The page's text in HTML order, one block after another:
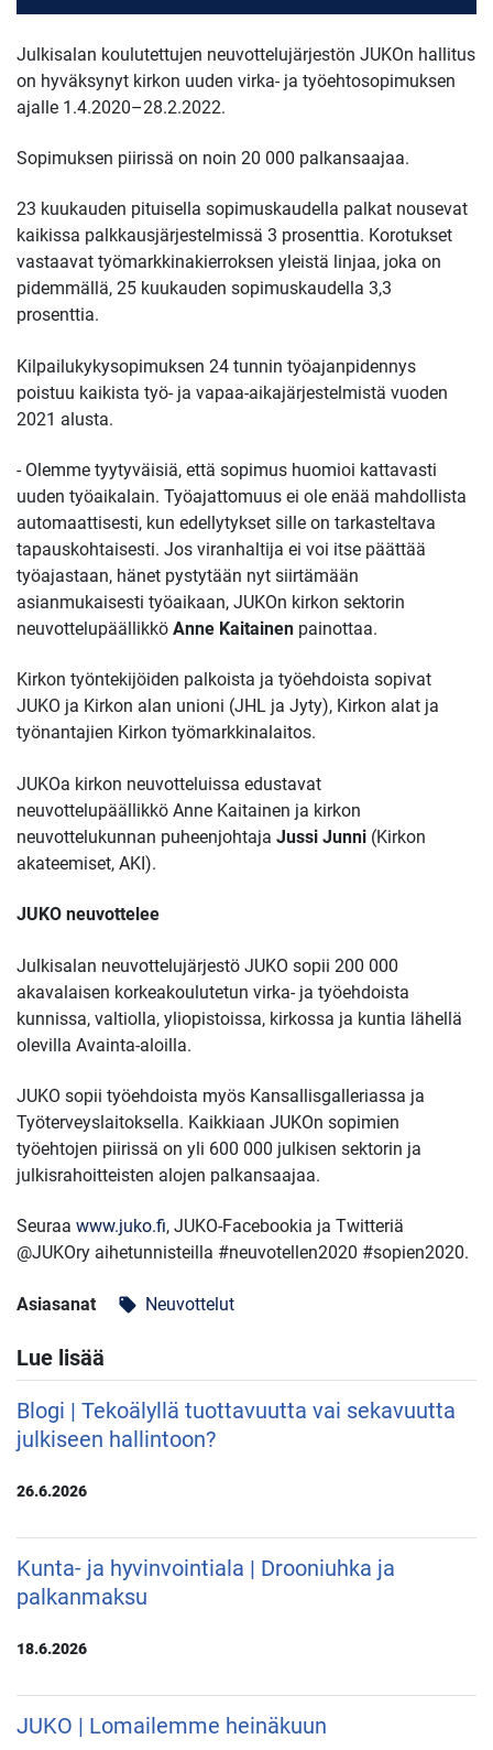
Julkisalan koulutettujen neuvottelujärjestön JUKOn hallitus
on hyväksynyt kirkon uuden virka- ja työehtosopimuksen
ajalle 1.4.2020–28.2.2022.
Sopimuksen piirissä on noin 20 000 palkansaajaa.
23 kuukauden pituisella sopimuskaudella palkat nousevat
kaikissa palkkausjärjestelmissä 3 prosenttia. Korotukset
vastaavat työmarkkinakierroksen yleistä linjaa, joka on
pidemmällä, 25 kuukauden sopimuskaudella 3,3
prosenttia.
Kilpailukykysopimuksen 24 tunnin työajanpidennys
poistuu kaikista työ- ja vapaa-aikajärjestelmistä vuoden
2021 alusta.
- Olemme tyytyväisiä, että sopimus huomioi kattavasti
uuden työaikalain. Työajattomuus ei ole enää mahdollista
automaattisesti, kun edellytykset sille on tarkasteltava
tapauskohtaisesti. Jos viranhaltija ei voi itse päättää
työajastaan, hänet pystytään nyt siirtämään
asianmukaisesti työaikaan, JUKOn kirkon sektorin
neuvottelupäällikkö Anne Kaitainen painottaa.
Kirkon työntekijöiden palkoista ja työehdoista sopivat
JUKO ja Kirkon alan unioni (JHL ja Jyty), Kirkon alat ja
työnantajien Kirkon työmarkkinalaitos.
JUKOa kirkon neuvotteluissa edustavat
neuvottelupäällikkö Anne Kaitainen ja kirkon
neuvottelukunnan puheenjohtaja Jussi Junni (Kirkon
akateemiset, AKI).
JUKO neuvottelee
Julkisalan neuvottelujärjestö JUKO sopii 200 000
akavalaisen korkeakoulutetun virka- ja työehdoista
kunnissa, valtiolla, yliopistoissa, kirkossa ja kuntia lähellä
olevilla Avainta-aloilla.
JUKO sopii työehdoista myös Kansallisgalleriassa ja
Työterveyslaitoksella. Kaikkiaan JUKOn sopimien
työehtojen piirissä on yli 600 000 julkisen sektorin ja
julkisrahoitteisten alojen palkansaajaa.
Seuraa www.juko.fi, JUKO-Facebookia ja Twitteriä
@JUKOry aihetunnisteilla #neuvotellen2020 #sopien2020.
Asiasanat local_offer Neuvottelut
Lue lisää
Blogi | Tekoälyllä tuottavuutta vai sekavuutta
julkiseen hallintoon?
26.6.2026
Kunta- ja hyvinvointiala | Drooniuhka ja
palkanmaksu
18.6.2026
JUKO | Lomailemme heinäkuun